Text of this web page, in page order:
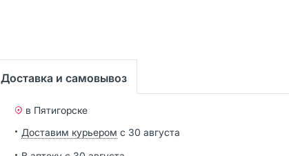
Доставка и самовывоз
в Пятигорске
Доставим курьером с 30 августа